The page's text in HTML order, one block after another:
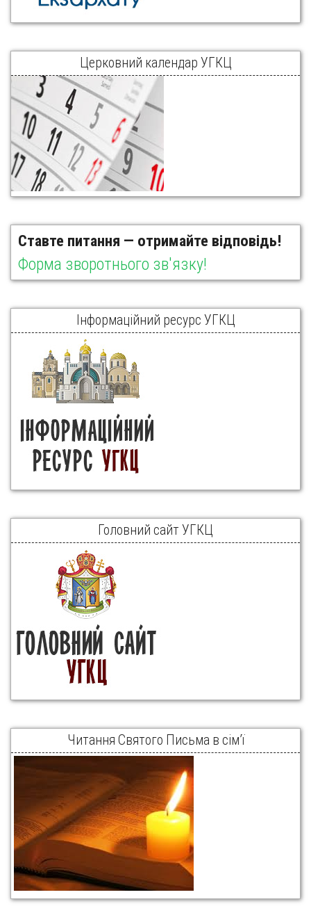
Церковний календар УГКЦ
Ставте питання — отримайте відповідь!
Форма зворотнього зв'язку!
Інформаційний ресурс УГКЦ
Головний сайт УГКЦ
Читання Святого Письма в сім’ї